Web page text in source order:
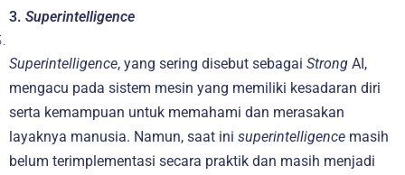
3. Superintelligence
Superintelligence, yang sering disebut sebagai Strong AI,
mengacu pada sistem mesin yang memiliki kesadaran diri
serta kemampuan untuk memahami dan merasakan
layaknya manusia. Namun, saat ini superintelligence masih
belum terimplementasi secara praktik dan masih menjadi